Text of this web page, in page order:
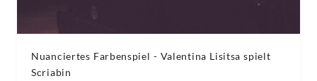
Nuanciertes Farbenspiel - Valentina Lisitsa spielt
Scriabin